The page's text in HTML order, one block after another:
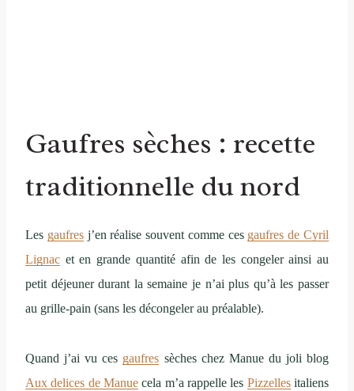
Gaufres sèches : recette
traditionnelle du nord
Les gaufresj’en réalise souvent comme ces gaufres de Cyril
Lignac et en grande quantité afin de les congeler ainsi au
petit déjeuner durant la semaine je n’ai plus qu’à les passer
au grille-pain (sans les décongeler au préalable).
Quand j’ai vu ces gaufres sèches chez Manue du joli blog
Aux delices de Manue cela m’a rappelle les Pizzellesitaliens